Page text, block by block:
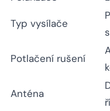
Typ vysílače
Potlačení rušení
Anténa